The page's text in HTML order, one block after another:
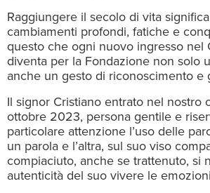
Raggiungere il secolo di vita
cambiamenti profondi, fatiche e
questo che ogni nuovo ingresso nel
diventa per la Fondazione non solo
anche un gesto di riconoscimento e
Il signor Cristiano entrato nel nostro
ottobre 2023, persona gentile e
particolare attenzione l’uso delle
un parola e l’altra, sul suo viso
compiaciuto, anche se trattenuto, si
autenticità del suo vivere le